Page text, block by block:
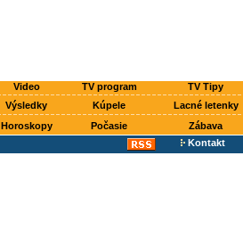
Video TV program TV Tipy
Výsledky Kúpele Lacné letenky
Horoskopy Počasie Zábava
Kontakt